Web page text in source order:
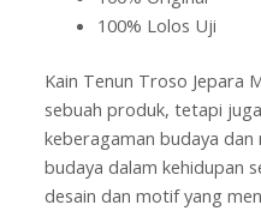
100% Lolos Uji
Kain Tenun Troso Jepara
sebuah produk, tetapi
keberagaman budaya dan
budaya dalam kehidupan
desain dan motif yang